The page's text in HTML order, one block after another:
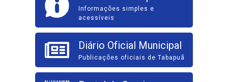
Informações simples e
acessíveis
Diário Oficial Municipal
Publicações oficiais de Tabapuã